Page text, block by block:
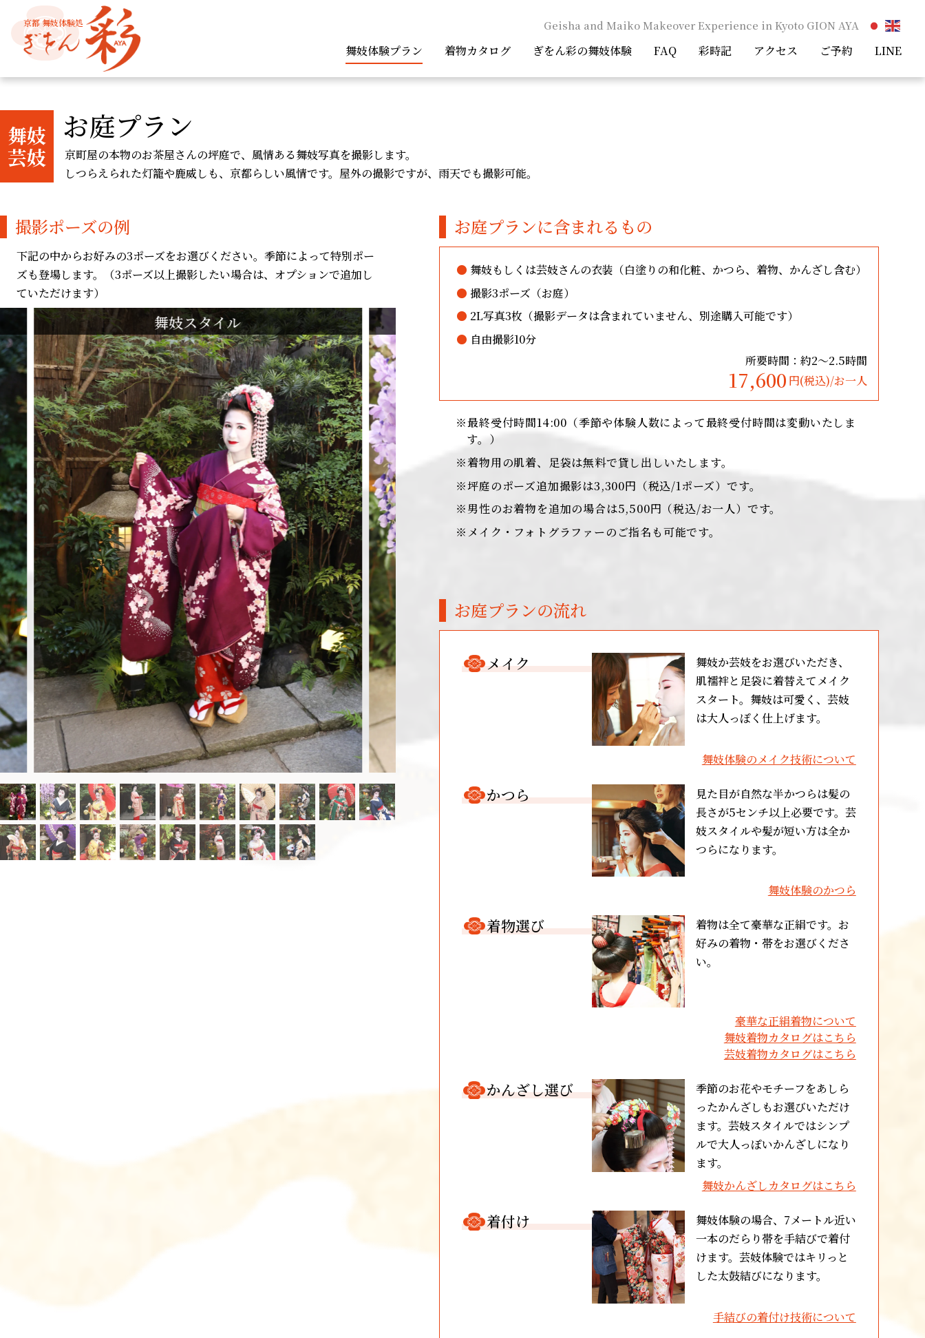
京都 舞妓体験処 Geisha and Maiko Makeover Experience in Kyoto GION AYA
舞妓体験プラン 着物カタログ ぎをん彩の舞妓体験 FAQ 彩時記 アクセス ご予約 LINE
舞妓
芸妓
お庭プラン
京町屋の本物のお茶屋さんの坪庭で、風情ある舞妓写真を撮影します。
しつらえられた灯籠や鹿威しも、京都らしい風情です。屋外の撮影ですが、雨天でも撮影可能。
撮影ポーズの例
下記の中からお好みの3ポーズをお選びください。季節によって特別ポー
ズも登場します。（3ポーズ以上撮影したい場合は、オプションで追加し
ていただけます）
舞妓スタイル 芸妓スタイル
お庭プランに含まれるもの
舞妓もしくは芸妓さんの衣装 （白塗りの和化粧、かつら、着物、かんざし含む）
撮影3ポーズ（お庭）
2L写真3枚（撮影データは含まれていません、別途購入可能です）
自由撮影10分
所要時間：約2～2.5時間
17,600 円(税込)/お一人
最終受付時間14:00（季節や体験人数によって最終受付時間は変動いたしま
す。）
着物用の肌着、足袋は無料で貸し出しいたします。
坪庭のポーズ追加撮影は3,300円（税込/1ポーズ）です。
男性のお着物を追加の場合は5,500円（税込/お一人）です。
メイク・フォトグラファーのご指名も可能です。
お庭プランの流れ
メイク
舞妓か芸妓をお選びいただき、
肌襦袢と足袋に着替えてメイク
スタート。舞妓は可愛く、芸妓
は大人っぽく仕上げます。
舞妓体験のメイク技術について
かつら
見た目が自然な半かつらは髪の
長さが5センチ以上必要です。芸
妓スタイルや髪が短い方は全か
つらになります。
舞妓体験のかつら
着物選び
着物は全て豪華な正絹です。お
好みの着物・帯をお選びくださ
い。
豪華な正絹着物について
舞妓着物カタログはこちら
芸妓着物カタログはこちら
かんざし選び
季節のお花やモチーフをあしら
ったかんざしもお選びいただけ
ます。芸妓スタイルではシンプ
ルで大人っぽいかんざしになり
ます。
舞妓かんざしカタログはこちら
着付け
舞妓体験の場合、7メートル近い
一本のだらり帯を手結びで着付
けます。芸妓体験ではキリっと
した太鼓結びになります。
手結びの着付け技術について